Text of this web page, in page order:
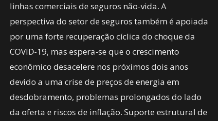
linhas comerciais de seguros não-vida. A
perspectiva do setor de seguros também é apoiada
por uma forte recuperação cíclica do choque da
COVID-19, mas espera-se que o crescimento
econômico desacelere nos próximos dois anos
devido a uma crise de preços de energia em
desdobramento, problemas prolongados do lado
da oferta e riscos de inflação. Suporte estrutural de